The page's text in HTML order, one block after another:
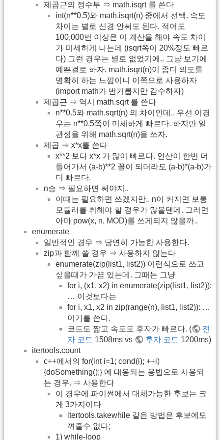
제곱근의 정수부 ⇒ math.isqrt 를 쓴다
int(n**0.5)와 math.isqrt(n) 중에서 선택. 속도
차이는 별로 신경 안써도 된다. 적어도
100,000번 이상은 이 계산을 해야 속도 차이
가 미세하게 나는데 (isqrt쪽이 20%정도 빠르
다) 그런 경우는 별로 없었기에.. 그냥 보기에
예쁜걸로 하자. math.isqrt(n)이 좀더 의도를
명확히 하는 느낌이니 이쪽으로 사용하자
(import math가 번거롭지만 감수하자)
제곱근 ⇒ 역시 math.sqrt 를 쓴다
n**0.5와 math.sqrt(n) 의 차이인데.. 우선 이경
우는 n**0.5쪽이 미세하게 빠르다. 하지만 일
관성을 위해 math.sqrt(n)을 쓰자.
제곱 ⇒ x*x를 쓴다
x**2 보다 x*x 가 많이 빠르다. 연산이 한번 더
들어가서 (a-b)**2 꼴이 되더라도 (a-b)*(a-b)가
더 빠르다.
n승 ⇒ 필요하면 써야지..
이때는 필요하면 쓰겠지만.. n이 커지면 보통
모듈러를 취해야 할 경우가 많을텐데. 그러면
아마 pow(x, n, MOD)를 쓰게되지 않을까..
enumerate
일반적인 경우 ⇒ 당연히 가능한 사용한다.
zip과 함께 쓸 경우 ⇒ 사용하지 않는다
enumerate(zip(list1, list2)) 이런식으로 쓰고
싶을때가 가끔 있는데. 그때는 그냥
for i, (x1, x2) in enumerate(zip(list1, list2)):
… 이것보다는
for i, x1, x2 in zip(range(n), list1, list2)): …
이거를 쓴다.
코드도 짧고 속도도 후자가 빠르다. (
전
자 코드 1508ms vs 후자 코드 1200ms)
itertools.count
c++에서의 for(int i=1; cond(i); ++i)
{doSomething();} 에 대응되는 용법으로 사용되
는 경우. ⇒ 사용한다
이 경우에 파이썬에서 대체가능한 후보는 크
게 3가지이다
itertools.takewhile 같은 방법은 후보에도
껴줄수 없다;
1) while-loop